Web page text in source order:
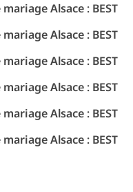
Alsace : BEST
Alsace : BEST
Alsace : BEST
Alsace : BEST
Alsace : BEST
Alsace : BEST